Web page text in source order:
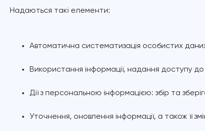
Надаються такі елементи:
Автоматична систематизація особистих
Використання інформації, надання доступу
Дії з персональною інформацією: збір та
Уточнення, оновлення інформації, а також її